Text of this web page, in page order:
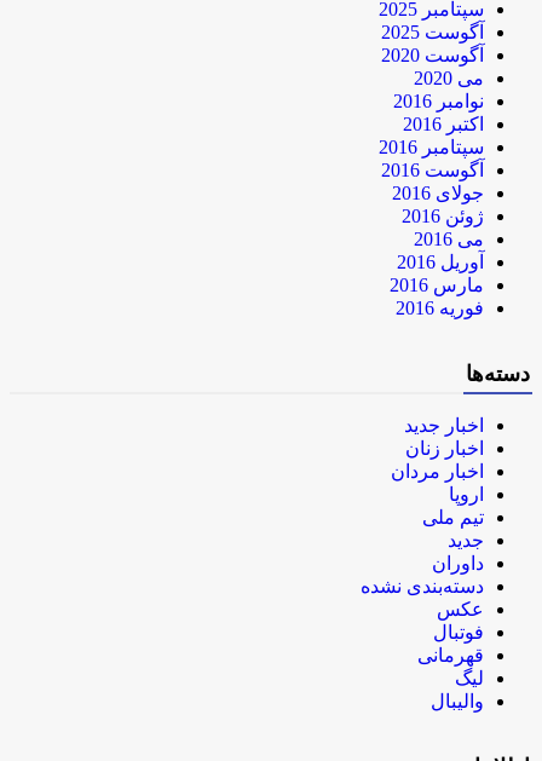
سپتامبر 2025
آگوست 2025
آگوست 2020
می 2020
نوامبر 2016
اکتبر 2016
سپتامبر 2016
آگوست 2016
جولای 2016
ژوئن 2016
می 2016
آوریل 2016
مارس 2016
فوریه 2016
دسته‌ها
اخبار جدید
اخبار زنان
اخبار مردان
اروپا
تیم ملی
جدید
داوران
دسته‌بندی نشده
عکس
فوتبال
قهرمانی
لیگ
والیبال